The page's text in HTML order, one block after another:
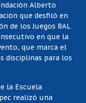
Alberto
que desfiló en
de los Juegos BAL
en que la
que marca el
disciplinas para los
la Escuela
realizó una